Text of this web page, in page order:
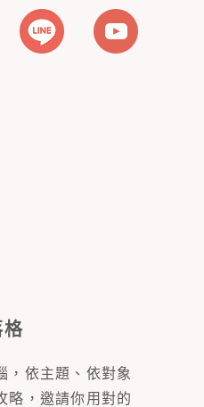
格
，依主題、依對象
略，邀請你用對的